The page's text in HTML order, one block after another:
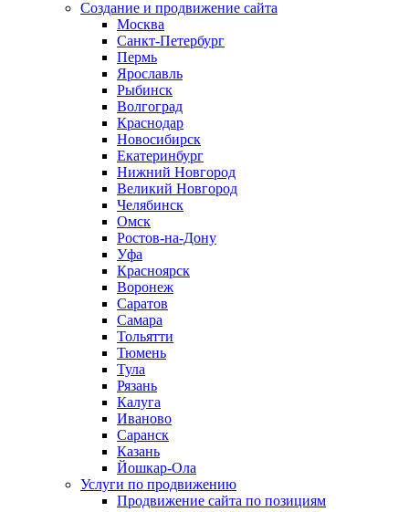
Создание и продвижение сайта
Москва
Санкт-Петербург
Пермь
Ярославль
Рыбинск
Волгоград
Краснодар
Новосибирск
Екатеринбург
Нижний Новгород
Великий Новгород
Челябинск
Омск
Ростов-на-Дону
Уфа
Красноярск
Воронеж
Саратов
Самара
Тольятти
Тюмень
Тула
Рязань
Калуга
Иваново
Саранск
Казань
Йошкар-Ола
Услуги по продвижению
Продвижение сайта по позициям